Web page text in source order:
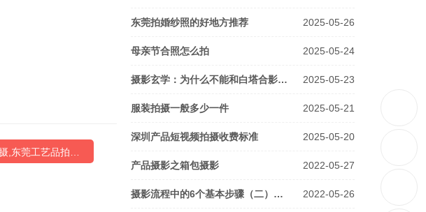
,东莞工艺品拍…
2025-05-26
东莞拍婚纱照的好地方推荐
2025-05-24
母亲节合照怎么拍
2025-05-23
摄影玄学：为什么不能和白塔合影…
2025-05-21
服装拍摄一般多少一件
2025-05-20
深圳产品短视频拍摄收费标准
2022-05-27
产品摄影之箱包摄影
2022-05-26
摄影流程中的6个基本步骤（二）…